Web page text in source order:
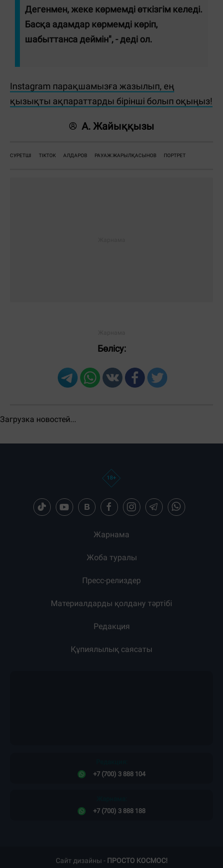
Дегенмен, жеке көрмемді өткізгім келеді.
Басқа адамдар көрмемді көріп,
шабыттанса деймін", - деді ол.
Instagram парақшамызға жазылып, ең
қызықты ақпараттарды бірінші болып оқыңыз!
А. Жайыққызы
СУРЕТШІ TIKTOK АЛДАРОВ РАУАЖ ЖАРЫЛҚАСЫНОВ ПОРТРЕТ
ЕҢ КӨП ОҚЫЛҒАН
Пресс-релиздер